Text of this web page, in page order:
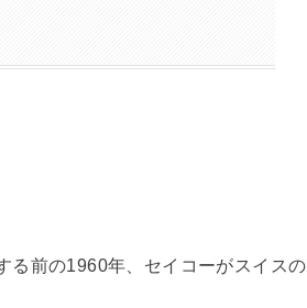
る前の1960年、セイコーがスイスの